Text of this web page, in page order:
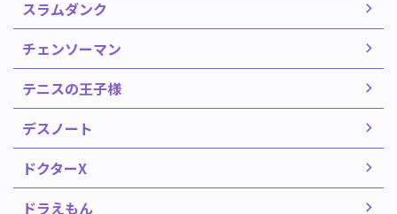
スラムダンク
チェンソーマン
テニスの王子様
デスノート
ドクターX
ドラえもん